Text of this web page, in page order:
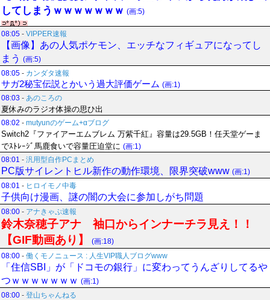
してしまうｗｗｗｗｗｗｗ (画:5)
08:05 - VIPPER速報
【画像】あの人気ポケモン、エッチなフィギュアになってし
まう (画:5)
08:05 - カンダタ速報
サガ2秘宝伝説とかいう過大評価ゲーム (画:1)
08:03 - あのころの
夏休みのラジオ体操の思ひ出
08:02 - mutyunのゲーム+αブログ
Switch2『ファイアーエムブレム 万紫千紅』容量は29.5GB！任天堂ゲーま
でｽﾄﾚｰｼﾞ馬鹿食いで容量圧迫堂に (画:1)
08:01 - 汎用型自作PCまとめ
PC版サイレントヒル新作の動作環境、限界突破www (画:1)
08:01 - ヒロイモノ中毒
子供向け漫画、謎の闇の大会に参加しがち問題
08:00 - アナきゃぷ速報
鈴木奈穂子アナ 袖口からインナーチラ見え！！
【GIF動画あり】
(画:18)
08:00 - 働くモノニュース : 人生VIP職人ブログwww
「住信SBI」が「ドコモの銀行」に変わってうんざりしてるや
つｗｗｗｗｗｗｗ (画:1)
08:00 - 登山ちゃんねる